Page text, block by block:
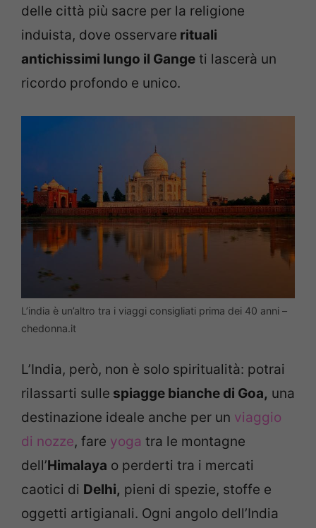
delle città più sacre per la religione
induista, dove osservare rituali
antichissimi lungo il Gange ti lascerà un
ricordo profondo e unico.
L’india è un’altro tra i viaggi consigliati prima dei 40 anni –
chedonna.it
L’India, però, non è solo spiritualità: potrai
rilassarti sulle spiagge bianche di Goa, una
destinazione ideale anche per un viaggio
di nozze, fare yoga tra le montagne
dell’Himalaya o perderti tra i mercati
caotici di Delhi, pieni di spezie, stoffe e
oggetti artigianali. Ogni angolo dell’India